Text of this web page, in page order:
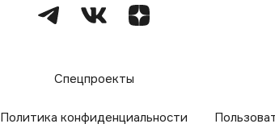
Спецпроекты
Политика конфиденциальности